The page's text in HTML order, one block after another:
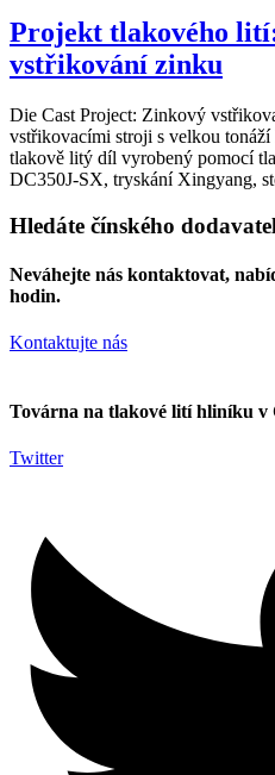
Projekt tlakového
vstřikování zinku
Die Cast Project: Zinkový
vstřikovacími stroji s velkou
tlakově litý díl vyrobený pomocí
DC350J-SX, tryskání Xingyang,
Hledáte čínského
Neváhejte nás kontaktovat,
hodin.
Kontaktujte nás
Továrna na tlakové lití hliníku v
Twitter